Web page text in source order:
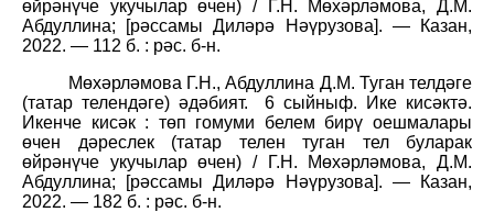
өйрәнүче укучылар өчен) / Г.Н. Мөхәрләмова, Д.М.
Абдуллина; [рәссамы Диләрә Нәүрузова]. — Казан,
2022. — 112 б. : рәс. б-н.
Мөхәрләмова Г.Н., Абдуллина Д.М. Туган телдәге
(татар телендәге) әдәбият.
6 сыйныф. Ике кисәктә.
Икенче кисәк : төп гомуми белем бирү оешмалары
өчен дәреслек (татар телен туган тел буларак
өйрәнүче укучылар өчен) / Г.Н. Мөхәрләмова, Д.М.
Абдуллина; [рәссамы Диләрә Нәүрузова]. — Казан,
2022. — 182 б. : рәс. б-н.